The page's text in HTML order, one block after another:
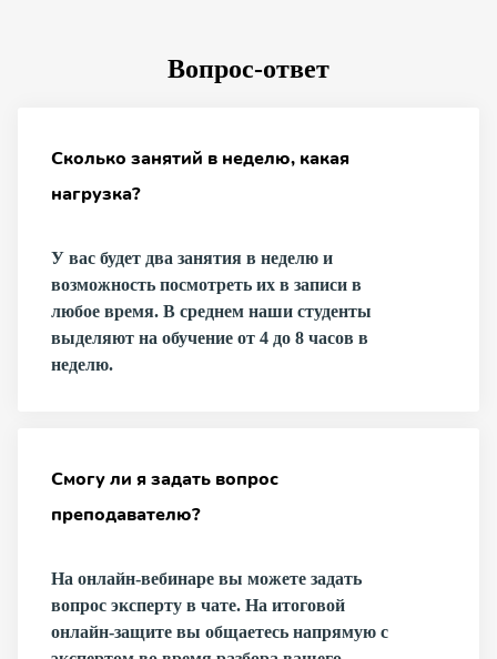
Вопрос-ответ
Сколько занятий в неделю, какая
нагрузка?
У вас будет два занятия в неделю и
возможность посмотреть их в записи в
любое время. В среднем наши студенты
выделяют на обучение от 4 до 8 часов в
неделю.
Смогу ли я задать вопрос
преподавателю?
На онлайн-вебинаре вы можете задать
вопрос эксперту в чате. На итоговой
онлайн-защите вы общаетесь напрямую с